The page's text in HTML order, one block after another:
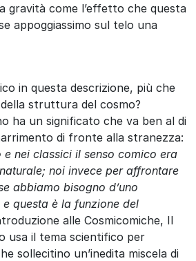
gravità come l’effetto che questa
appoggiassimo sul telo una
in questa descrizione, più che
struttura del cosmo?
ha un significato che va ben al di
di fronte alla stranezza:
e nei classici il senso comico era
noi invece per affrontare
abbiamo bisogno d’uno
questa è la funzione del
alle Cosmicomiche, Il
usa il tema scientifico per
sollecitino un’inedita miscela di